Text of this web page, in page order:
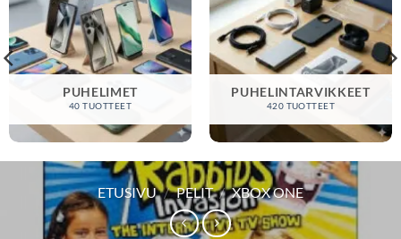
PUHELIMET
40 TUOTTEET
PUHELINTARVIKKEET
420 TUOTTEET
ETUSIVU / PELIT / XBOX ONE